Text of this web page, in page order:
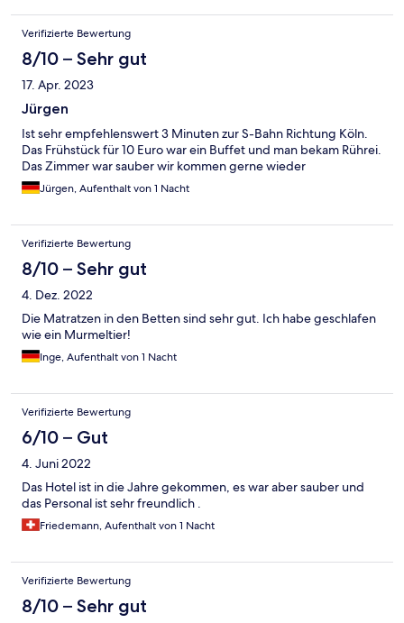
Verifizierte Bewertung
8/10 – Sehr gut
17. Apr. 2023
Jürgen
Ist sehr empfehlenswert 3 Minuten zur S-Bahn Richtung Köln.
Das Frühstück für 10 Euro war ein Buffet und man bekam Rührei.
Das Zimmer war sauber wir kommen gerne wieder
Jürgen, Aufenthalt von 1 Nacht
Verifizierte Bewertung
8/10 – Sehr gut
4. Dez. 2022
Die Matratzen in den Betten sind sehr gut. Ich habe geschlafen
wie ein Murmeltier!
Inge, Aufenthalt von 1 Nacht
Verifizierte Bewertung
6/10 – Gut
4. Juni 2022
Das Hotel ist in die Jahre gekommen, es war aber sauber und
das Personal ist sehr freundlich .
Friedemann, Aufenthalt von 1 Nacht
Verifizierte Bewertung
8/10 – Sehr gut